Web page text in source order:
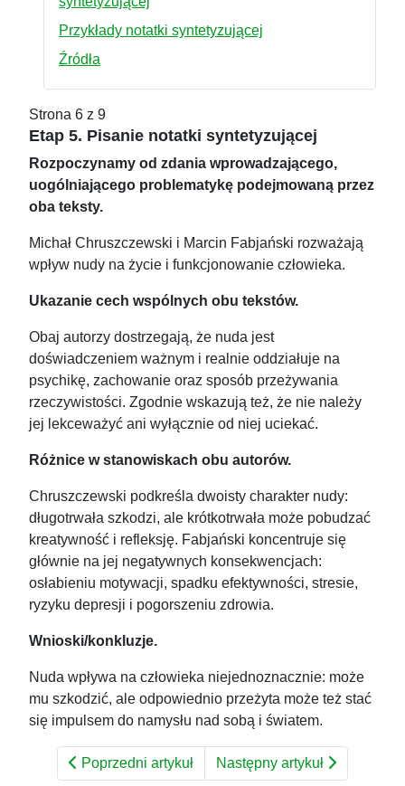
Przykłady notatki syntetyzującej
Źródła
Strona 6 z 9
Etap 5. Pisanie notatki syntetyzującej
Rozpoczynamy od zdania wprowadzającego,
uogólniającego problematykę podejmowaną przez
oba teksty.
Michał Chruszczewski i Marcin Fabjański rozważają
wpływ nudy na życie i funkcjonowanie człowieka.
Ukazanie cech wspólnych obu tekstów.
Obaj autorzy dostrzegają, że nuda jest
doświadczeniem ważnym i realnie oddziałuje na
psychikę, zachowanie oraz sposób przeżywania
rzeczywistości. Zgodnie wskazują też, że nie należy
jej lekceważyć ani wyłącznie od niej uciekać.
Różnice w stanowiskach obu autorów.
Chruszczewski podkreśla dwoisty charakter nudy:
długotrwała szkodzi, ale krótkotrwała może pobudzać
kreatywność i refleksję. Fabjański koncentruje się
głównie na jej negatywnych konsekwencjach:
osłabieniu motywacji, spadku efektywności, stresie,
ryzyku depresji i pogorszeniu zdrowia.
Wnioski/konkluzje.
Nuda wpływa na człowieka niejednoznacznie: może
mu szkodzić, ale odpowiednio przeżyta może też stać
się impulsem do namysłu nad sobą i światem.
Poprzedni artykuł Następny artykuł